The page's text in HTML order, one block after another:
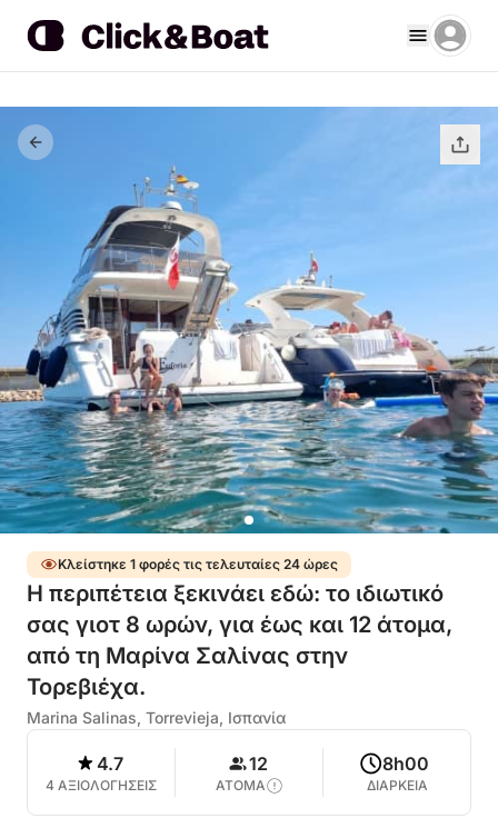
Κλείστηκε 1 φορές τις τελευταίες 24 ώρες
Η περιπέτεια ξεκινάει εδώ: το ιδιωτικό
σας γιοτ 8 ωρών, για έως και 12 άτομα,
από τη Μαρίνα Σαλίνας στην
Τορεβιέχα.
Marina Salinas, Torrevieja, Ισπανία
4.7
4 ΑΞΙΟΛΟΓΗΣΕΙΣ
12
ΑΤΟΜΑ
8h00
ΔΙΑΡΚΕΙΑ